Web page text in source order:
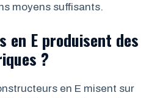
moyens suffisants.
en E produisent des
?
en E misent sur